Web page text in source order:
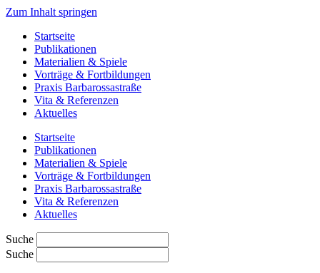
Zum Inhalt springen
Startseite
Publikationen
Materialien & Spiele
Vorträge & Fortbildungen
Praxis Barbarossastraße
Vita & Referenzen
Aktuelles
Startseite
Publikationen
Materialien & Spiele
Vorträge & Fortbildungen
Praxis Barbarossastraße
Vita & Referenzen
Aktuelles
Suche
Suche